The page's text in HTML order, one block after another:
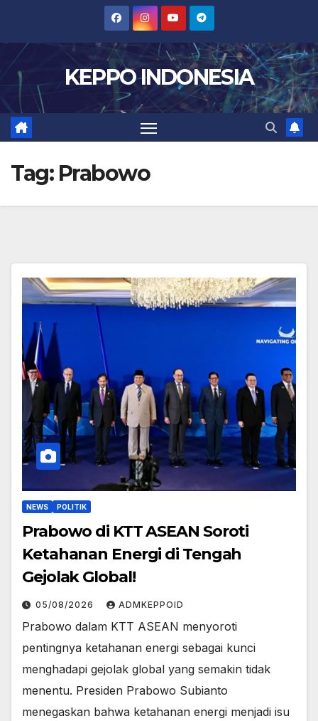
content
KEPPO INDONESIA
Tag: Prabowo
NEWS POLITIK
Prabowo di KTT ASEAN Soroti
Ketahanan Energi di Tengah
Gejolak Global!
05/08/2026 ADMKEPPOID
Prabowo dalam KTT ASEAN menyoroti
pentingnya ketahanan energi sebagai kunci
menghadapi gejolak global yang semakin tidak
menentu. Presiden Prabowo Subianto
menegaskan bahwa ketahanan energi menjadi isu